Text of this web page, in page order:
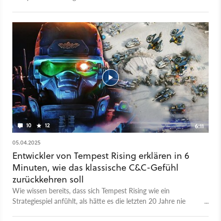
Echtzeitstrategiespiel dann aber doch an einigen Stellen. Wie
unser Test aufdröselt, reicht es für Tempest Rising nicht ganz,
um auf demselben Treppechen zu stehen wie das große
Vorbild. Trotzdem liefern die dänischen Entwickler ein sehr
solides Spiel ab, wie ihr aus den Gameplay-Szenen vielleicht
erahnen könnt. Tempest Rising erscheint am 24.04.2025 auf
Steam für 40 Euro, liefert insgesamt 22 Kampagnenmissionen,
einen Multiplayer und Gefechte gegen die KI. Aktuell könnt ihr
allerdings nur zwei Fraktionen spielen, die dritte taucht nur in
der Kampagne als Gegner auf.
10 12
6:11
05.04.2025
Entwickler von Tempest Rising erklären in 6
Minuten, wie das klassische C&C-Gefühl
zurückkehren soll
Wie wissen bereits, dass sich Tempest Rising wie ein
Strategiespiel anfühlt, als hätte es die letzten 20 Jahre nie